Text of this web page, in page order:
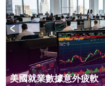
美國就業數據意外疲